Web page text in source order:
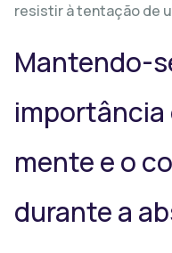
resistir à tentação de
Mantendo-
importância
mente e o
durante a